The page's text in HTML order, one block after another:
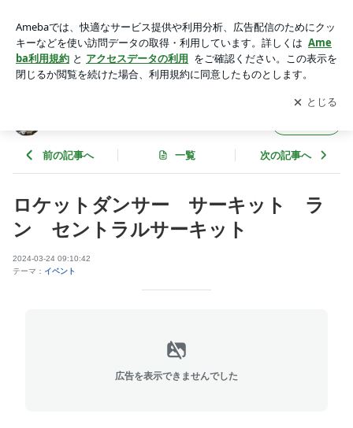
ト | フジムラオートのブログ
アプリをダウンロードして ブログの更新通知
を受け取りまし
ょう。
開く
前の記事へ 一覧 次の記事へ
ロケットダンサー サーキット ラ
ン セントラルサーキット
2024-03-24 09:10:42
テーマ： イベント
広告を表示できませんでした